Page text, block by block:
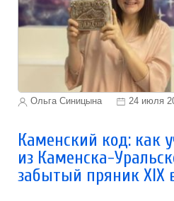
Ольга Синицына 24 июля
Каменский код: как
из Каменска-
забытый пряник XIX